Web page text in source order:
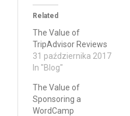
Related
The Value of
TripAdvisor Reviews
31 października 2017
In "Blog"
The Value of
Sponsoring a
WordCamp